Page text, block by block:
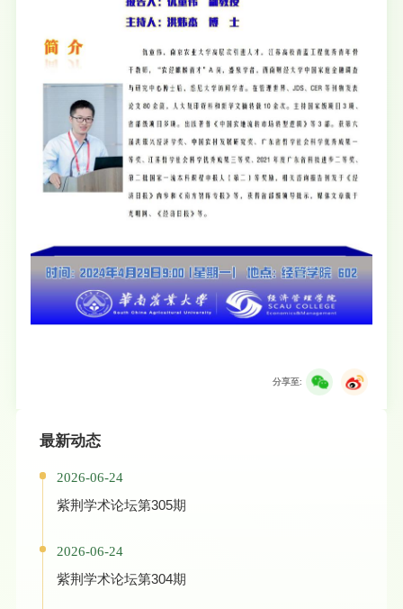
分享至:
最新动态
2026-06-24
紫荆学术论坛第305期
2026-06-24
紫荆学术论坛第304期